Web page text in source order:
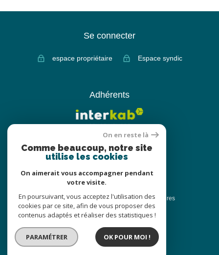
Se connecter
espace propriétaire Espace syndic
Adhérents
© 2022 Tous droits réservés
Traduction powered by Google Nos honoraires
Plan du site Nos honoraires
Honoraires location Mentions légales
Partenaires Admin Politique RGPD
On en reste là
Comme beaucoup, notre site
utilise les cookies
On aimerait vous accompagner pendant
votre visite.
En poursuivant, vous acceptez l'utilisation des
cookies par ce site, afin de vous proposer des
contenus adaptés et réaliser des statistiques !
PARAMÉTRER OK POUR MOI !